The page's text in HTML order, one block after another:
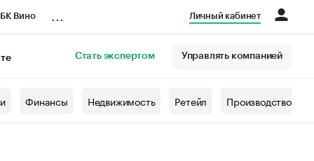
Вино Личный кабинет
Стать экспертом Управлять компанией
Финансы Недвижимость Ретейл Производство